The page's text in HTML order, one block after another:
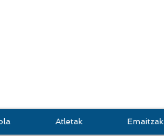
Atletak Emaitzak